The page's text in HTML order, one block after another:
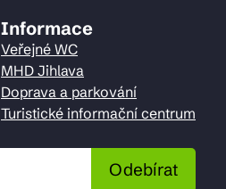
Informace
Veřejné WC
MHD Jihlava
Doprava a parkování
Turistické informační centrum
Odebírat